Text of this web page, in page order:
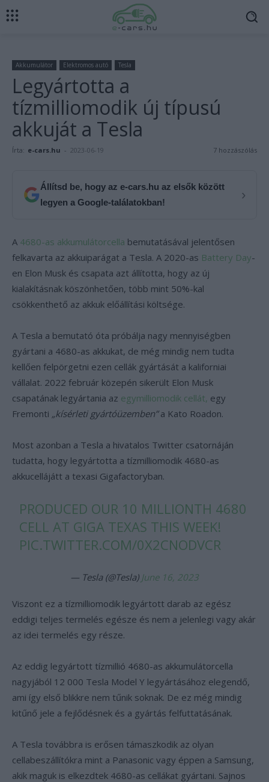
Akkumulátor Elektromos autó Tesla
Legyártotta a
tízmilliomodik új típusú
akkuját a Tesla
Írta: e-cars.hu - 2023-06-19 7 hozzászólás
Állítsd be, hogy az e-cars.hu az elsők között
legyen a Google-találatokban!
›
A 4680-as akkumulátorcella bemutatásával jelentősen
felkavarta az akkuiparágat a Tesla. A 2020-as Battery Day-
en Elon Musk és csapata azt állította, hogy az új
kialakításnak köszönhetően, több mint 50%-kal
csökkenthető az akkuk előállítási költsége.
A Tesla a bemutató óta próbálja nagy mennyiségben
gyártani a 4680-as akkukat, de még mindig nem tudta
kellően felpörgetni ezen cellák gyártását a kaliforniai
vállalat. 2022 február közepén sikerült Elon Musk
csapatának legyártania az egymilliomodik cellát, egy
Fremonti „kísérleti gyártóüzemben”a Kato Roadon.
Most azonban a Tesla a hivatalos Twitter csatornáján
tudatta, hogy legyártotta a tízmilliomodik 4680-as
akkucellájátt a texasi Gigafactoryban.
PRODUCED OUR 10 MILLIONTH 4680
CELL AT GIGA TEXAS THIS WEEK!
PIC.TWITTER.COM/0X2CNODVCR
— Tesla (@Tesla) June 16, 2023
Viszont ez a tízmilliomodik legyártott darab az egész
eddigi teljes termelés egésze és nem a jelenlegi vagy akár
az idei termelés egy része.
Az eddig legyártott tízmillió 4680-as akkumulátorcella
nagyjából 12 000 Tesla Model Y legyártásához elegendő,
ami így első blikkre nem tűnik soknak. De ez még mindig
kitűnő jele a fejlődésnek és a gyártás felfuttatásának.
A Tesla továbbra is erősen támaszkodik az olyan
cellabeszállítókra mint a Panasonic vagy éppen a Samsung,
akik maguk is elkezdtek 4680-as cellákat gyártani. Sajnos